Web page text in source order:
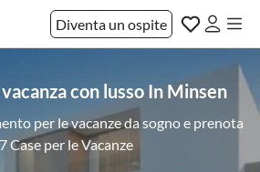
Diventa un ospite
con lusso In Minsen
per le vacanze da sogno e prenota
Case per le Vacanze